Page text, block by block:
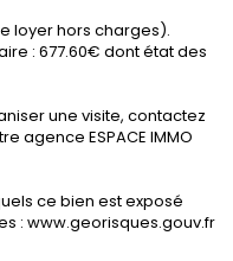
loyer hors charges).
: 677.60€ dont état des
une visite, contactez
agence ESPACE IMMO
ce bien est exposé
: www.georisques.gouv.fr